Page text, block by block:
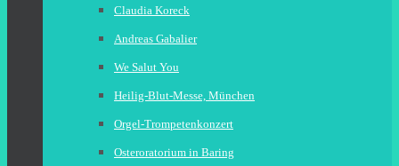
Claudia Koreck
Andreas Gabalier
We Salut You
Heilig-Blut-Messe, München
Orgel-Trompetenkonzert
Osteroratorium in Baring